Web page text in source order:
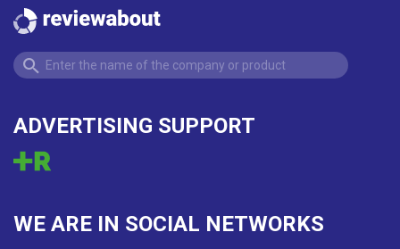
ADVERTISING SUPPORT
WE ARE IN SOCIAL NETWORKS